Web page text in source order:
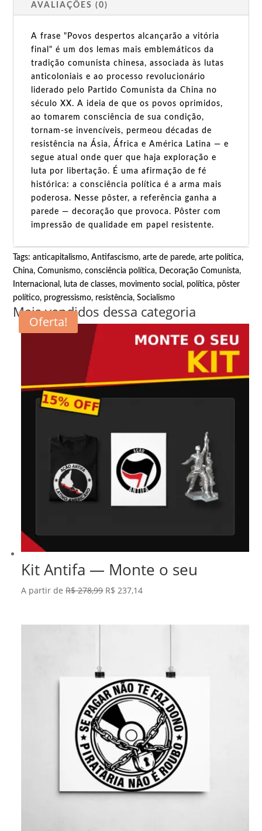
AVALIAÇÕES (0)
A frase "Povos despertos alcançarão a vitória
final" é um dos lemas mais emblemáticos da
tradição comunista chinesa, associada às lutas
anticoloniais e ao processo revolucionário
liderado pelo Partido Comunista da China no
século XX. A ideia de que os povos oprimidos,
ao tomarem consciência de sua condição,
tornam-se invencíveis, permeou décadas de
resistência na Ásia, África e América Latina — e
segue atual onde quer que haja exploração e
luta por libertação. É uma afirmação de fé
histórica: a consciência política é a arma mais
poderosa. Nesse pôster, a referência ganha a
parede — decoração que provoca. Pôster com
impressão de qualidade em papel resistente.
Tags:anticapitalismo,Antifascismo,arte de parede,arte política,
China,Comunismo,consciência política, Decoração Comunista,
Internacional, luta de classes, movimento social, política, pôster
político, progressismo, resistência,Socialismo
Mais vendidos dessa categoria
Oferta!
Kit Antifa — Monte o seu
A partir deR$278,99 O
R$ 237,14O